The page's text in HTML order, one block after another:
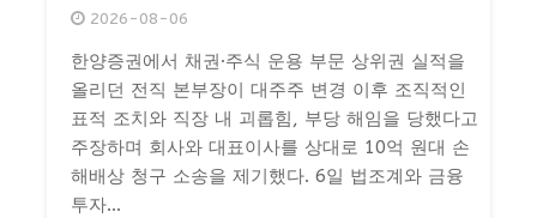
2026-08-06
한양증권에서 채권·주식 운용 부문 상위권 실적을
올리던 전직 본부장이 대주주 변경 이후 조직적인
표적 조치와 직장 내 괴롭힘, 부당 해임을 당했다고
주장하며 회사와 대표이사를 상대로 10억 원대 손
해배상 청구 소송을 제기했다. 6일 법조계와 금융
투자...